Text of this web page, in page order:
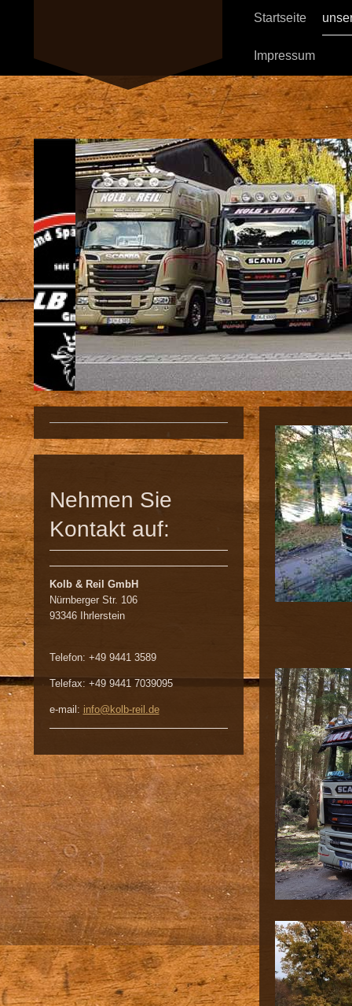
Startseite
Impressum
Nehmen Sie
Kontakt auf:
Kolb & Reil GmbH
Nürnberger Str. 106
93346 Ihrlerstein
Telefon: +49 9441 3589
Telefax: +49 9441 7039095
e-mail: info@kolb-reil.de